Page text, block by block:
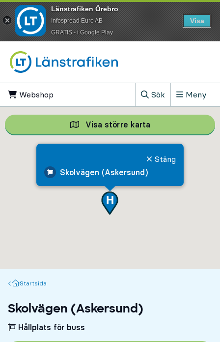
Webshop
Sök
, Visa sökfältet
Meny
Skolvägen (Askersund)
Stäng
Visa större karta Visa större
Startsida
Startsida
Skolvägen (Askersund)
Hållplats för buss
Länstrafiken Örebro
Infospread Euro AB
​GRATIS - i Google Play
Visa